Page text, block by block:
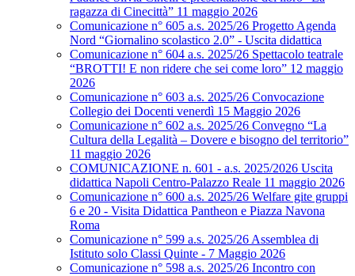
ragazza di Cinecittà” 11 maggio 2026
Comunicazione n° 605 a.s. 2025/26 Progetto Agenda
Nord “Giornalino scolastico 2.0” - Uscita didattica
Comunicazione n° 604 a.s. 2025/26 Spettacolo teatrale
“BROTTI! E non ridere che sei come loro” 12 maggio
2026
Comunicazione n° 603 a.s. 2025/26 Convocazione
Collegio dei Docenti venerdì 15 Maggio 2026
Comunicazione n° 602 a.s. 2025/26 Convegno “La
Cultura della Legalità – Dovere e bisogno del territorio”
11 maggio 2026
COMUNICAZIONE n. 601 - a.s. 2025/2026 Uscita
didattica Napoli Centro-Palazzo Reale 11 maggio 2026
Comunicazione n° 600 a.s. 2025/26 Welfare gite gruppi
6 e 20 - Visita Didattica Pantheon e Piazza Navona
Roma
Comunicazione n° 599 a.s. 2025/26 Assemblea di
Istituto solo Classi Quinte - 7 Maggio 2026
Comunicazione n° 598 a.s. 2025/26 Incontro con